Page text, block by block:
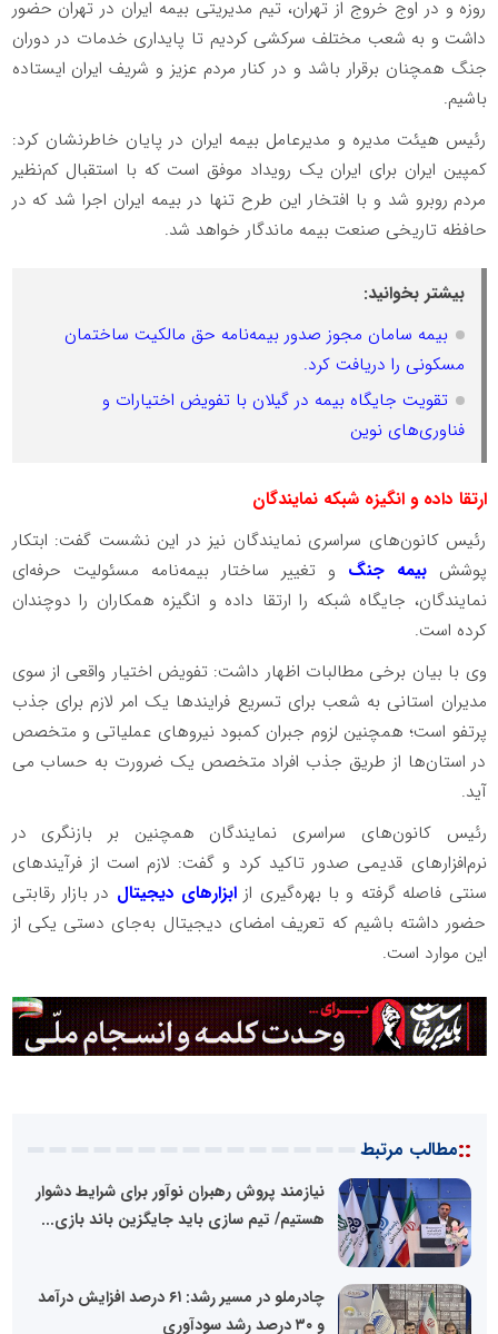
روزه و در اوج خروج از تهران، تیم مدیریتی بیمه ایران در تهران حضور
داشت و به شعب مختلف سرکشی کردیم تا پایداری خدمات در دوران
جنگ همچنان برقرار باشد و در کنار مردم عزیز و شریف ایران ایستاده
باشیم.
رئیس هیئت مدیره و مدیرعامل بیمه ایران در پایان خاطرنشان کرد:
کمپین ایران برای ایران یک رویداد موفق است که با استقبال کم‌نظیر
مردم روبرو شد و با افتخار این طرح تنها در بیمه ایران اجرا شد که در
حافظه تاریخی صنعت بیمه ماندگار خواهد شد.
بیشتر بخوانید:
بیمه سامان مجوز صدور بیمه‌نامه حق مالکیت ساختمان
مسکونی را دریافت کرد.
تقویت جایگاه بیمه در گیلان با تفویض اختیارات و
فناوری‌های نوین
ارتقا داده و انگیزه شبکه نمایندگان
رئیس کانون‌های سراسری نمایندگان نیز در این نشست گفت: ابتکار
پوششبیمه جنگ و تغییر ساختار بیمه‌نامه مسئولیت حرفه‌ای
نمایندگان، جایگاه شبکه را ارتقا داده و انگیزه همکاران را دوچندان
کرده است.
وی با بیان برخی مطالبات اظهار داشت: تفویض اختیار واقعی از سوی
مدیران استانی به شعب برای تسریع فرایندها یک امر لازم برای جذب
پرتفو است؛ همچنین لزوم جبران کمبود نیروهای عملیاتی و متخصص
در استان‌ها از طریق جذب افراد متخصص یک ضرورت به حساب می
آید.
رئیس کانون‌های سراسری نمایندگان همچنین بر بازنگری در
نرم‌افزارهای قدیمی صدور تاکید کرد و گفت: لازم است از فرآیندهای
سنتی فاصله گرفته و با بهره‌گیری ازابزارهای دیجیتال در بازار رقابتی
حضور داشته باشیم که تعریف امضای دیجیتال به‌جای دستی یکی از
این موارد است.
::مطالب مرتبط
نیازمند پروش رهبران نوآور برای شرایط دشوار
هستیم/ تیم سازی باید جایگزین باند بازی...
چادرملو در مسیر رشد: ۶۱ درصد افزایش درآمد
و ۳۰ درصد رشد سودآوری